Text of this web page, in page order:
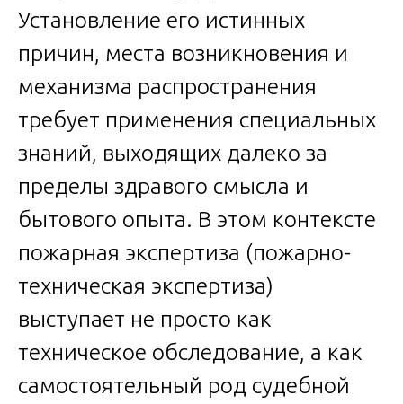
Установление его истинных
причин, места возникновения и
механизма распространения
требует применения специальных
знаний, выходящих далеко за
пределы здравого смысла и
бытового опыта. В этом контексте
пожарная экспертиза (пожарно-
техническая экспертиза)
выступает не просто как
техническое обследование, а как
самостоятельный род судебной